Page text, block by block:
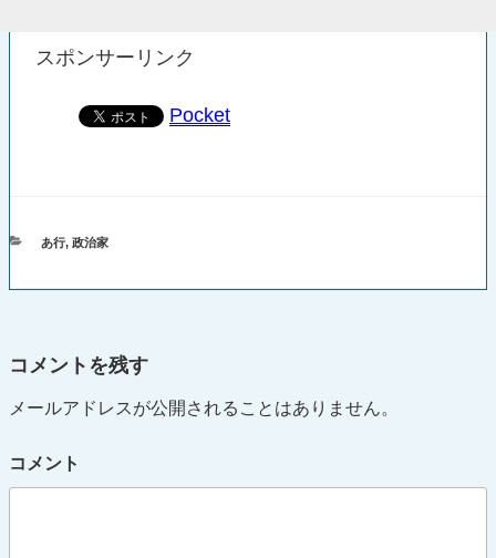
スポンサーリンク
Pocket
カ
あ行, 政治家
コメントを残す
メールアドレスが公開されることはありません。
コメント